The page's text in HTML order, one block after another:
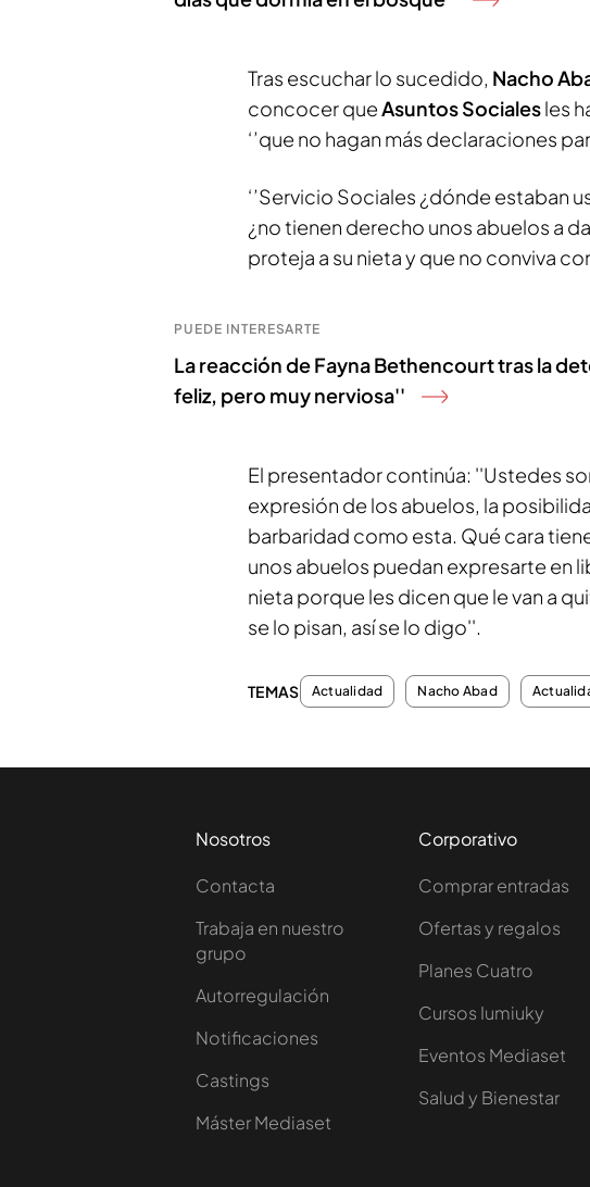
Tras escuchar lo sucedido, Nacho
concocer queAsuntos Socialesles
‘’que no hagan más declaraciones
‘’Servicio Sociales ¿dónde estaban
¿no tienen derecho unos abuelos a
proteja a su nieta y que no conviva
PUEDE INTERESARTE
La reacción de Fayna Bethencourt tras la
feliz, pero muy nerviosa''
El presentador continúa: ''Ustedes
expresión de los abuelos, la
barbaridad como esta. Qué cara
unos abuelos puedan expresarte en
nieta porque les dicen que le van a
se lo pisan, así se lo digo''.
TEMAS Actualidad Nacho Abad
Nosotros
Contacta
Trabaja en nuestro
grupo
Autorregulación
Notificaciones
Castings
Máster Mediaset
Corporativo
Comprar entradas
Ofertas y regalos
Planes Cuatro
Cursos Iumiuky
Eventos Mediaset
Salud y Bienestar